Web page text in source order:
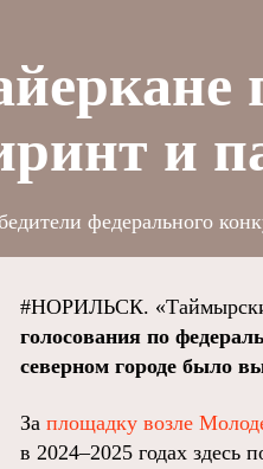
и
федерального
#НОРИЛЬСК.
голосования по
северном городе было
За площадку возле
в 2024–2025 годах здесь